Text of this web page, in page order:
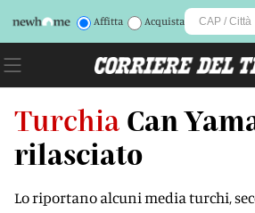
Affitta Acquista
Turchia Can
rilasciato
Lo riportano alcuni media turchi,